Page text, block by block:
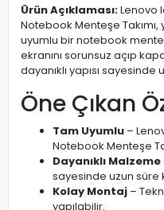
Ürün Açıklaması:Lenovo
Notebook Menteşe
uyumlu bir notebook
ekranını sorunsuz açıp
dayanıklı yapısı
Öne Çıkan
Tam Uyumlu –
Notebook Menteşe
Dayanıklı Malzeme
sayesinde uzun süre
Kolay Montaj –
yapılabilir.